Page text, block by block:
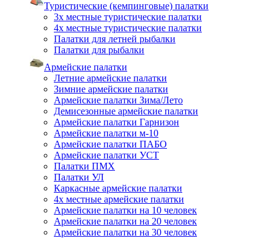
Туристические (кемпинговые) палатки
3х местные туристические палатки
4х местные туристические палатки
Палатки для летней рыбалки
Палатки для рыбалки
Армейские палатки
Летние армейские палатки
Зимние армейские палатки
Армейские палатки Зима/Лето
Демисезонные армейские палатки
Армейские палатки Гарнизон
Армейские палатки м-10
Армейские палатки ПАБО
Армейские палатки УСТ
Палатки ПМХ
Палатки УЛ
Каркасные армейские палатки
4х местные армейские палатки
Армейские палатки на 10 человек
Армейские палатки на 20 человек
Армейские палатки на 30 человек